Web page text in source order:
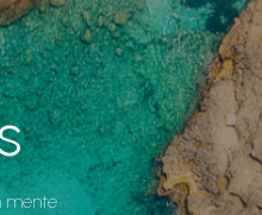
mente